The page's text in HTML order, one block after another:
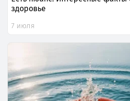
здоровье
7 июля